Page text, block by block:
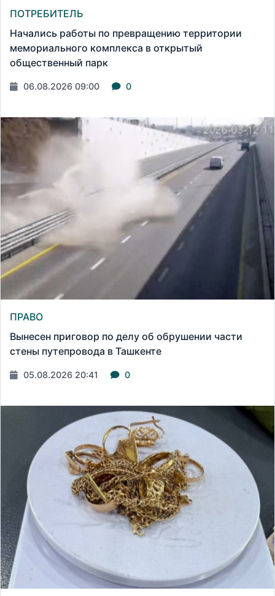
ПОТРЕБИТЕЛЬ
Начались работы по превращению территории
мемориального комплекса в открытый
общественный парк
06.08.2026 09:00 0
ПРАВО
Вынесен приговор по делу об обрушении части
стены путепровода в Ташкенте
05.08.2026 20:41 0